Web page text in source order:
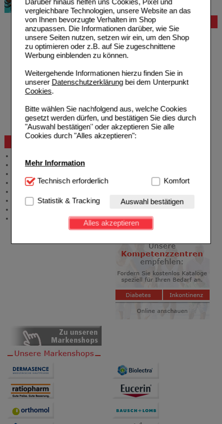
vergleichbare Technologien, unsere Website an das
von Ihnen bevorzugte Verhalten im Shop
anzupassen. Die Informationen darüber, wie Sie
unsere Seiten nutzen, setzen wir ein, um den Shop
zu optimieren oder z.B. auf Sie zugeschnittene
Werbung einblenden zu können.
Weitergehende Informationen hierzu finden Sie in
unserer Datenschutzerklärungbei dem Unterpunkt
Cookies.
Bitte wählen Sie nachfolgend aus, welche Cookies
gesetzt werden dürfen, und bestätigen Sie dies durch
"Auswahl bestätigen" oder akzeptieren Sie alle
Cookies durch "Alles akzeptieren":
Mehr Information
Technisch Notwendig:Hierbei handelt es sich um
Website notwendig sind (z.B. Navigation, Warenkorb,
Kundenkonto), weshalb auf diese nicht verzichtet
werden kann.
Einkaufserlebnis noch ansprechender zu gestalten,
beispielsweise für die Wiedererkennung des
Besuchers oder unsere Seite an bevorzugte
Verhaltensweisen (z.B. Spracheinstellung)
anzupassen. Komfort-Cookies ermöglichen es uns
auch auf Ihre Bedürfnisse zugeschrittene Inhalte
anzuzeigen und unser Partnerprogramm zu
Informationen über die Art und Weise der Nutzung
unserer Website sammeln, mit deren Hilfe wir unsere
Website weiter für Sie optimieren können, den Inhalt
auf unserer Website aber auch die Werbung auf
Drittseiten möglichst relevant für Sie zu gestalten.
Bitte beachten Sie, dass Daten hierfür teilweise an
Dritte wie z.B. Google oder soziale Medien
übertragen werden.
Technisch erforderlich Komfort
Statistik & Tracking Auswahl bestätigen
Alles akzeptieren
Bestellung
Hilfe zur Anmeldung
Hilfe zum Bestellvorgang
Zahlungsmöglichkeiten
Freiumschläge anfordern
Freiumschläge downloaden
Widerrufsformular
Problembehebung
Bestellschein
Produktberatung
Zuzahlungsfreie Arzneien
Newsletter